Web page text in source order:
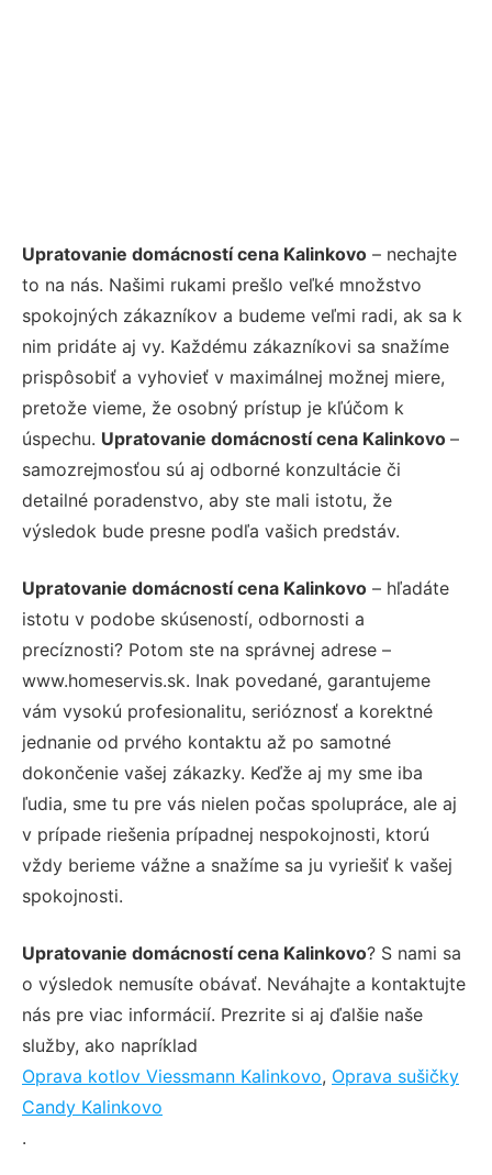
Upratovanie domácností cena Kalinkovo – nechajte
to na nás. Našimi rukami prešlo veľké množstvo
spokojných zákazníkov a budeme veľmi radi, ak sa k
nim pridáte aj vy. Každému zákazníkovi sa snažíme
prispôsobiť a vyhovieť v maximálnej možnej miere,
pretože vieme, že osobný prístup je kľúčom k
úspechu. Upratovanie domácností cena Kalinkovo –
samozrejmosťou sú aj odborné konzultácie či
detailné poradenstvo, aby ste mali istotu, že
výsledok bude presne podľa vašich predstáv.
Upratovanie domácností cena Kalinkovo – hľadáte
istotu v podobe skúseností, odbornosti a
precíznosti? Potom ste na správnej adrese –
www.homeservis.sk. Inak povedané, garantujeme
vám vysokú profesionalitu, serióznosť a korektné
jednanie od prvého kontaktu až po samotné
dokončenie vašej zákazky. Keďže aj my sme iba
ľudia, sme tu pre vás nielen počas spolupráce, ale aj
v prípade riešenia prípadnej nespokojnosti, ktorú
vždy berieme vážne a snažíme sa ju vyriešiť k vašej
spokojnosti.
Upratovanie domácností cena Kalinkovo? S nami sa
o výsledok nemusíte obávať. Neváhajte a kontaktujte
nás pre viac informácií. Prezrite si aj ďalšie naše
služby, ako napríklad
Oprava kotlov Viessmann Kalinkovo, Oprava sušičky
Candy Kalinkovo
.